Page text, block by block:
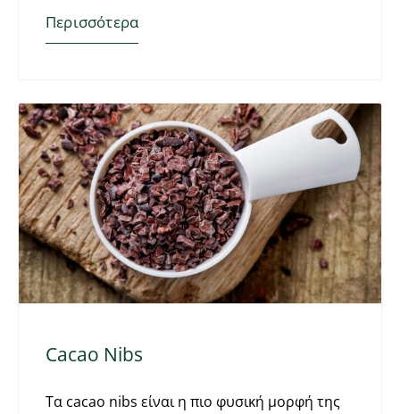
Περισσότερα
Cacao Nibs
Τα cacao nibs είναι η πιο φυσική μορφή της